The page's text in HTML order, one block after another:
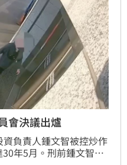
會決議出爐
負責人鍾文智被控炒作
年5月。刑前鍾文智逃